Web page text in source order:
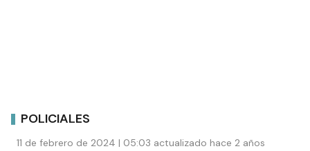
POLICIALES
11 de febrero de 2024 | 05:03 actualizado hace 2 años